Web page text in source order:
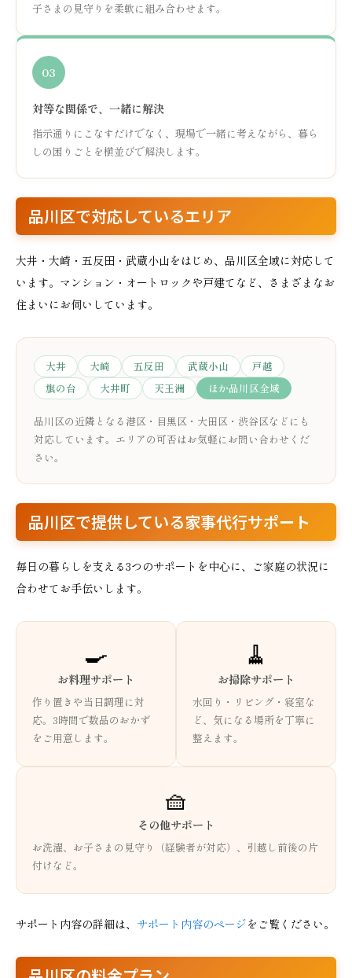
子さまの見守りを柔軟に組み合わせます。
03
対等な関係で、一緒に解決
指示通りにこなすだけでなく、現場で一緒に考えながら、暮ら
しの困りごとを横並びで解決します。
品川区で対応しているエリア
大井・大崎・五反田・武蔵小山をはじめ、品川区全域に対応して
います。マンション・オートロックや戸建てなど、さまざまなお
住まいにお伺いしています。
大井 大崎 五反田 武蔵小山
戸越
旗の台
大井町 天王洲 ほか品川区全域
品川区の近隣となる港区・目黒区・大田区・渋谷区などにも
対応しています。エリアの可否はお気軽にお問い合わせくだ
さい。
品川区で提供している家事代行サポート
毎日の暮らしを支える3つのサポートを中心に、ご家庭の状況に
合わせてお手伝いします。
🍳
お料理サポート
作り置きや当日調理に対
応。3時間で数品のおかず
をご用意します。
🧹
お掃除サポート
水回り・リビング・寝室な
ど、気になる場所を丁寧に
整えます。
🧺
その他サポート
お洗濯、お子さまの見守り（経験者が対応）、引越し前後の片
付けなど。
サポート内容の詳細は、 サポート内容のページをご覧ください。